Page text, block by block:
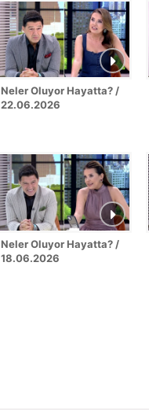
Neler Oluyor Hayatta? /
22.06.2026
Neler Oluyor Hayatta? /
18.06.2026